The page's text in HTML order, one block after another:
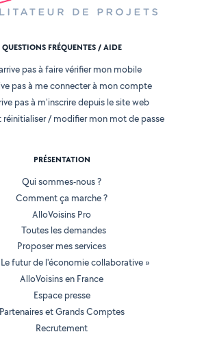
QUESTIONS FRÉQUENTES / AIDE
pas à faire vérifier mon mobile
pas à me connecter à mon compte
pas à m'inscrire depuis le site web
/ modifier mon mot de passe
PRÉSENTATION
Qui sommes-nous ?
Comment ça marche ?
AlloVoisins Pro
Toutes les demandes
Proposer mes services
Le futur de l'économie collaborative »
AlloVoisins en France
Espace presse
Partenaires et Grands Comptes
Recrutement